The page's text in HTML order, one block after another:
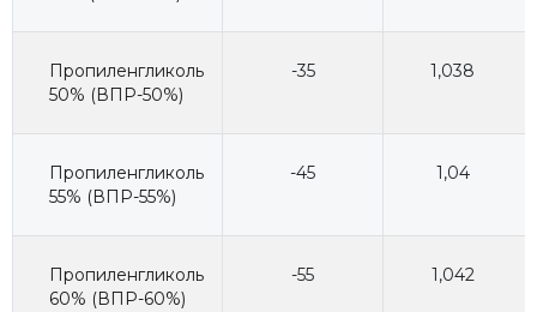
Пропиленгликоль
50% (ВПР-50%)
-35 1,038
Пропиленгликоль
55% (ВПР-55%)
-45 1,04
Пропиленгликоль
60% (ВПР-60%)
-55 1,042